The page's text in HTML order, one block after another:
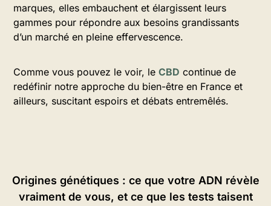
marques, elles embauchent et élargissent leurs
gammes pour répondre aux besoins grandissants
d’un marché en pleine effervescence.
Comme vous pouvez le voir, le CBD continue de
redéfinir notre approche du bien-être en France et
ailleurs, suscitant espoirs et débats entremêlés.
Origines génétiques : ce que votre ADN révèle
vraiment de vous, et ce que les tests taisent